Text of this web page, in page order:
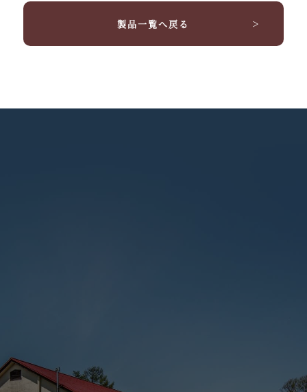
製品一覧へ戻る ＞